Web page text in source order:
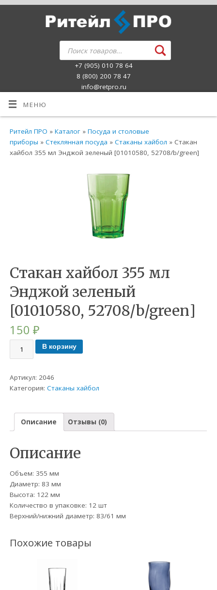
+7 (905) 010 78 64
8 (800) 200 78 47
info@retpro.ru
МЕНЮ
Ритейл ПРО »Каталог »Посуда и столовые
приборы »Стеклянная посуда »Стаканы хайбол » Стакан
хайбол 355 мл Энджой зеленый [01010580, 52708/b/green]
Стакан хайбол 355 мл
Энджой зеленый
[01010580, 52708/b/green]
150₽
В корзину
Артикул: 2046
Категория:Стаканы хайбол
Описание Отзывы (0)
Описание
Объем: 355 мм
Диаметр: 83 мм
Высота: 122 мм
Количество в упаковке: 12 шт
Верхний/нижний диаметр: 83/61 мм
Похожие товары